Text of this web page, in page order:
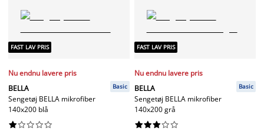
FAST LAV PRIS
Nu endnu lavere pris
BELLA
Sengetøj BELLA mikrofiber
140x200 blå
Basic






FAST LAV PRIS
Nu endnu lavere pris
BELLA
Sengetøj BELLA mikrofiber
140x200 grå
Basic





